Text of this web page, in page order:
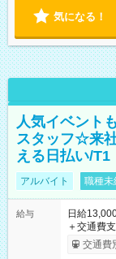
気になる！
人気イベント
スタッフ☆来
える日払い/T1
アルバイト 職種未
給与
日給
＋交通費支給 ★交通費全額支給！ ┗案件により規
いOK！
ンビニATM
交通費